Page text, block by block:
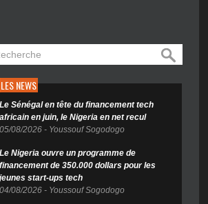
LES NEWS
Le Sénégal en tête du financement tech
africain en juin, le Nigeria en net recul
05/08/2026 - Youssouf Sogodogo
Le Nigeria ouvre un programme de
financement de 350.000 dollars pour les
jeunes start-ups tech
04/08/2026 - Youssouf Sogodogo